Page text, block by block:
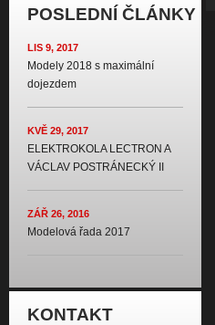
POSLEDNÍ ČLÁNKY
LIS 9, 2017
Modely 2018 s maximální
dojezdem
KVĚ 29, 2017
ELEKTROKOLA LECTRON A
VÁCLAV POSTRÁNECKÝ II
ZÁŘ 26, 2016
Modelová řada 2017
KONTAKT